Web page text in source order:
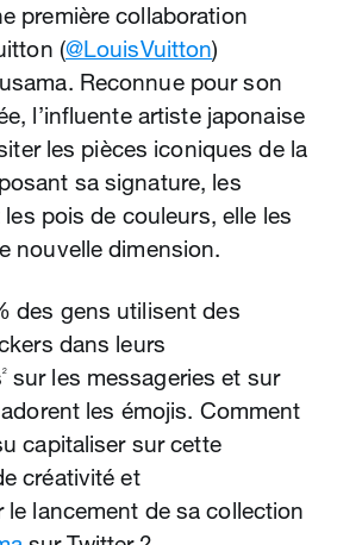
première collaboration
(@LouisVuitton)
Reconnue pour son
l’influente artiste japonaise
les pièces iconiques de la
sa signature, les
pois de couleurs, elle les
nouvelle dimension.
des gens utilisent des
dans leurs
2sur les messageries et sur
les émojis. Comment
capitaliser sur cette
créativité et
le lancement de sa collection